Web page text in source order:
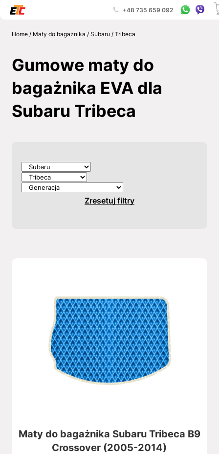
+48 735 659 092
Home/ Maty do bagażnika / Subaru / Tribeca
Gumowe maty do
bagażnika EVA dla
Subaru Tribeca
Zresetuj filtry
Maty do bagażnika Subaru Tribeca B9
Crossover (2005-2014)